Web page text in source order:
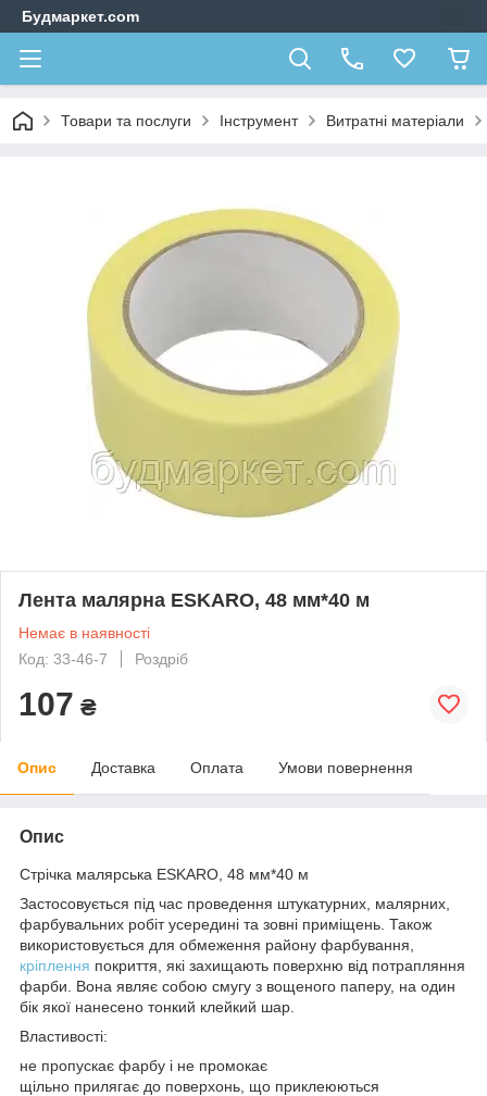
Будмаркет.com
Товари та послуги Інструмент Витратні матеріали
Лента малярна ESKARO, 48 мм*40 м
Немає в наявності
Код: 33-46-7
Роздріб
107 ₴
Опис Доставка Оплата Умови повернення
Опис
Стрічка малярська ESKARO, 48 мм*40 м
Застосовується під час проведення штукатурних, малярних,
фарбувальних робіт усередині та зовні приміщень. Також
використовується для обмеження району фарбування,
кріплення покриття, які захищають поверхню від потрапляння
фарби. Вона являє собою смугу з вощеного паперу, на один
бік якої нанесено тонкий клейкий шар.
Властивості:
не пропускає фарбу і не промокає
щільно прилягає до поверхонь, що приклеюються